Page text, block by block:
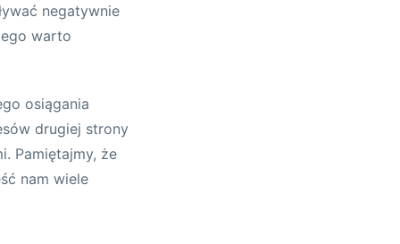
negatywnie
warto
osiągania
drugiej strony
Pamiętajmy, że
nam wiele